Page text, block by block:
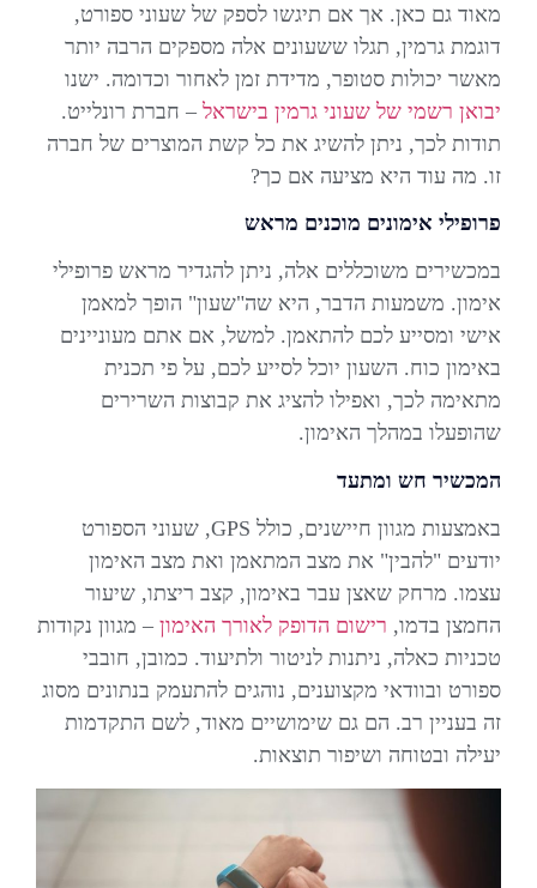
מאוד גם כאן. אך אם תיגשו לספק של שעוני ספורט,
דוגמת גרמין, תגלו ששעונים אלה מספקים הרבה יותר
מאשר יכולות סטופר, מדידת זמן לאחור וכדומה. ישנו
יבואן רשמי של שעוני גרמין בישראל – חברת רונלייט.
תודות לכך, ניתן להשיג את כל קשת המוצרים של חברה
זו. מה עוד היא מציעה אם כך?
פרופילי אימונים מוכנים מראש
במכשירים משוכללים אלה, ניתן להגדיר מראש פרופילי
אימון. משמעות הדבר, היא שה"שעון" הופך למאמן
אישי ומסייע לכם להתאמן. למשל, אם אתם מעוניינים
באימון כוח. השעון יוכל לסייע לכם, על פי תכנית
מתאימה לכך, ואפילו להציג את קבוצות השרירים
שהופעלו במהלך האימון.
המכשיר חש ומתעד
באמצעות מגוון חיישנים, כולל GPS, שעוני הספורט
יודעים "להבין" את מצב המתאמן ואת מצב האימון
עצמו. מרחק שאצן עבר באימון, קצב ריצתו, שיעור
החמצן בדמו, רישום הדופק לאורך האימון – מגוון נקודות
טכניות כאלה, ניתנות לניטור ולתיעוד. כמובן, חובבי
ספורט ובוודאי מקצוענים, נוהגים להתעמק בנתונים מסוג
זה בעניין רב. הם גם שימושיים מאוד, לשם התקדמות
יעילה ובטוחה ושיפור תוצאות.